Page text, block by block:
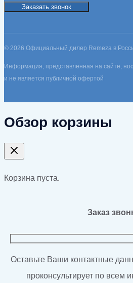
Заказать звонок
© 2026 Официальный дилер Remeza в
Информация, представленная на сайте,
и не является публичной офертой
Обзор корзины
Корзина пуста.
Заказ
Оставьте Ваши контактные
проконсультирует по всем